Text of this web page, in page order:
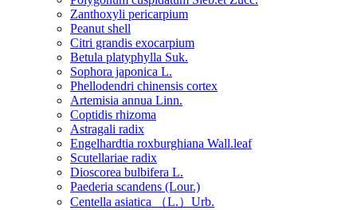
Zanthoxyli pericarpium
Peanut shell
Citri grandis exocarpium
Betula platyphylla Suk.
Sophora japonica L.
Phellodendri chinensis cortex
Artemisia annua Linn.
Coptidis rhizoma
Astragali radix
Engelhardtia roxburghiana Wall.leaf
Scutellariae radix
Dioscorea bulbifera L.
Paederia scandens (Lour.)
Centella asiatica （L.）Urb.